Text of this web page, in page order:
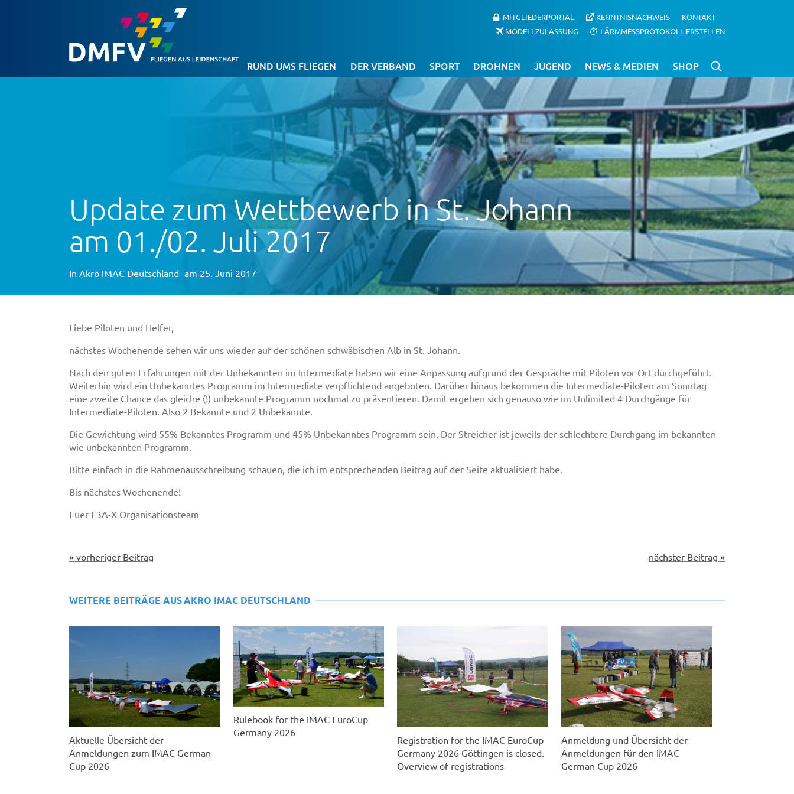
MITGLIEDERPORTAL KENNTNISNACHWEIS
KONTAKT
MODELLZULASSUNG
LÄRMMESSPROTOKOLL ERSTELLEN
RUND UMS FLIEGEN DER VERBAND SPORT DROHNEN JUGEND NEWS & MEDIEN SHOP
Update zum Wettbewerb in St. Johann
am 01./02. Juli 2017
In Akro IMAC Deutschland am 25. Juni 2017
Liebe Piloten und Helfer,
nächstes Wochenende sehen wir uns wieder auf der schönen schwäbischen Alb in St. Johann.
Nach den guten Erfahrungen mit der Unbekannten im Intermediate haben wir eine Anpassung aufgrund der Gespräche mit Piloten vor Ort durchgeführt.
Weiterhin wird ein Unbekanntes Programm im Intermediate verpflichtend angeboten. Darüber hinaus bekommen die Intermediate-Piloten am Sonntag
eine zweite Chance das gleiche (!) unbekannte Programm nochmal zu präsentieren. Damit ergeben sich genauso wie im Unlimited 4 Durchgänge für
Intermediate-Piloten. Also 2 Bekannte und 2 Unbekannte.
Die Gewichtung wird 55% Bekanntes Programm und 45% Unbekanntes Programm sein. Der Streicher ist jeweils der schlechtere Durchgang im bekannten
wie unbekannten Programm.
Bitte einfach in die Rahmenausschreibung schauen, die ich im entsprechenden Beitrag auf der Seite aktualisiert habe.
Bis nächstes Wochenende!
Euer F3A-X Organisationsteam
« vorheriger Beitrag nächster Beitrag »
WEITERE BEITRÄGE AUSAKRO IMAC DEUTSCHLAND
Aktuelle Übersicht der
Anmeldungen zum IMAC German
Cup 2026
Rulebook for the IMAC EuroCup
Germany 2026
Registration for the IMAC EuroCup
Germany 2026 Göttingen is closed.
Overview of registrations
Anmeldung und Übersicht der
Anmeldungen für den IMAC
German Cup 2026